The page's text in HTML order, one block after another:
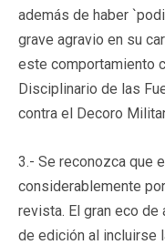
además de haber
grave agravio en su
este comportamiento
Disciplinario de las
contra el Decoro
3.- Se reconozca que
considerablemente
revista. El gran eco de
de edición al incluirse